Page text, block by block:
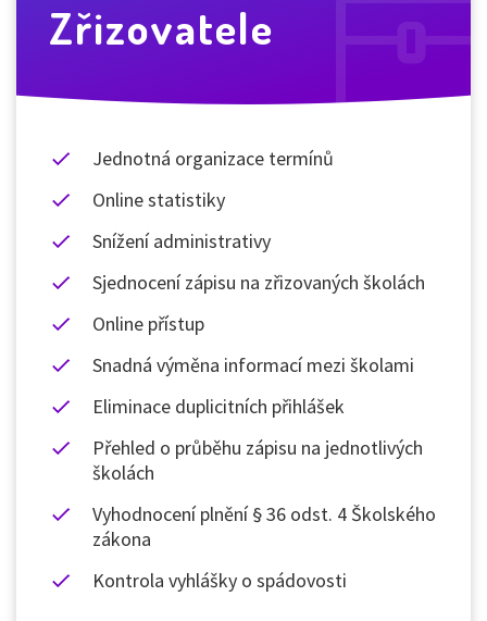
Zřizovatele
Jednotná organizace termínů
Online statistiky
Snížení administrativy
Sjednocení zápisu na zřizovaných školách
Online přístup
Snadná výměna informací mezi školami
Eliminace duplicitních přihlášek
Přehled o průběhu zápisu na jednotlivých
školách
Vyhodnocení plnění § 36 odst. 4 Školského
zákona
Kontrola vyhlášky o spádovosti